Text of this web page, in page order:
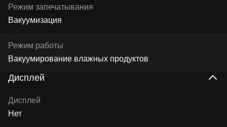
Режим запечатывания
Вакуумизация
Режим работы
Вакуумирование влажных продуктов
Дисплей
Дисплей
Нет